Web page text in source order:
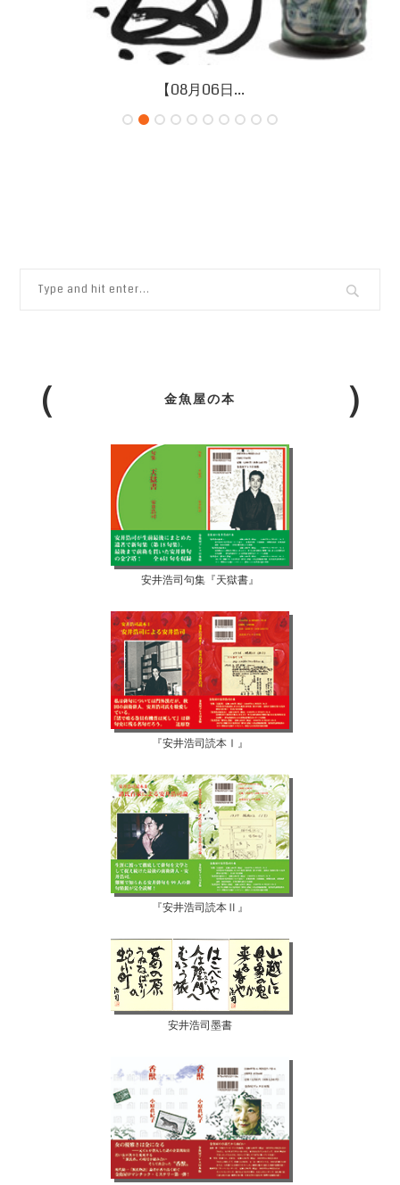
【08月06日...
金魚屋の本
安井浩司句集『天獄書』
『安井浩司読本Ⅰ』
『安井浩司読本Ⅱ』
安井浩司墨書